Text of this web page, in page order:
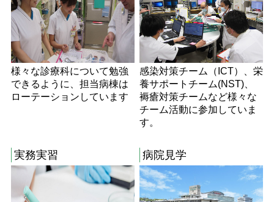
様々な診療科について勉強
できるように、担当病棟は
ローテーションしています
感染対策チーム（ICT）、栄
養サポートチーム(NST)、
褥瘡対策チームなど様々な
チーム活動に参加していま
す。
実務実習 病院見学